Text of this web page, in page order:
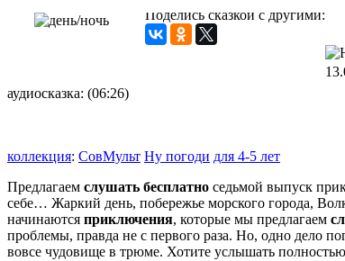
Поделись сказкой с другими:
аудиосказка: (06:26)
коллекция: СовМульт Ну погоди для 4-5 лет
Предлагаем слушать бесплатно седьмой выпуск
себе… Жаркий день, побережье морского города,
начинаются приключения, которые мы предлагаем
проблемы, правда не с первого раза. Но, одно дело
вовсе чудовище в трюме. Хотите услышать